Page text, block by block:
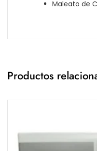
Maleato de
Productos